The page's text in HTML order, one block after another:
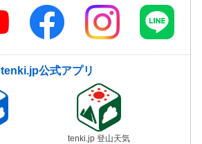
tenki.jp公式アプリ
tenki.jp 登山天気